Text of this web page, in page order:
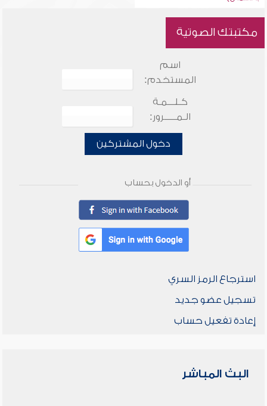
مكتبتك الصوتية
اسم
المستخدم:
كـلـــمـة
الـمـــــرور:
دخول المشتركين
أو الدخول بحساب
استرجاع الرمز السري
تسجيل عضو جديد
إعادة تفعيل حساب
البث المباشر